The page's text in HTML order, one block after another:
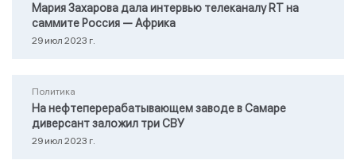
Мария Захарова дала интервью телеканалу RТ на
саммите Россия — Африка
29 июл 2023 г.
Политика
На нефтеперерабатывающем заводе в Самаре
диверсант заложил три СВУ
29 июл 2023 г.